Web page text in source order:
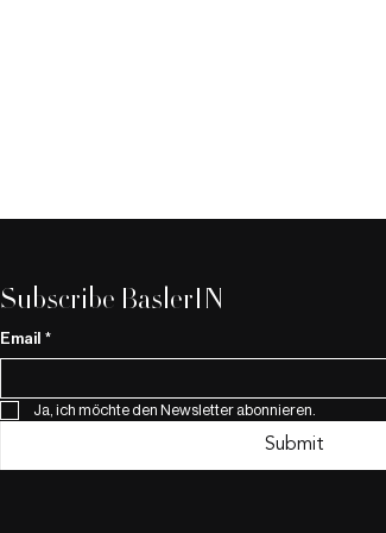
Dunkelfeldmikroskopie – Ein
Blick ins Verborgene. Mein
Subscribe BaslerIN
Email *
Ja, ich möchte den Newsletter abonnieren.
Submit